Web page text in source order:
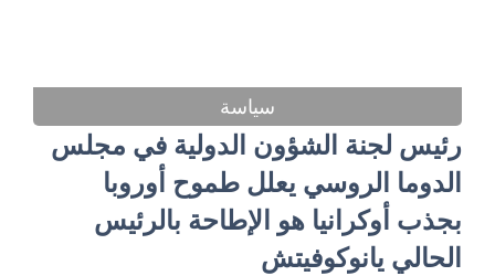
سياسة
رئيس لجنة الشؤون الدولية في مجلس
الدوما الروسي يعلل طموح أوروبا
بجذب أوكرانيا هو الإطاحة بالرئيس
الحالي يانوكوفيتش